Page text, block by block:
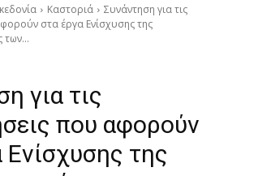
Καστοριά
Συνάντηση για τις
στα έργα Ενίσχυσης της
των...
για τις
που αφορούν
Ενίσχυσης της